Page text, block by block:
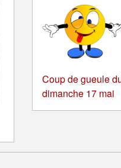
Coup de gueule
dimanche 17 mai